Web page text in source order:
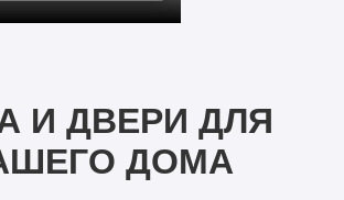
И ДВЕРИ ДЛЯ
ДОМА